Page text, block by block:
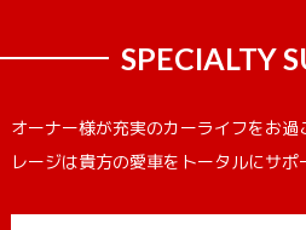
SPECIALTY
オーナー様が充実のカーライフをお過
レージは貴方の愛車をトータルにサポ